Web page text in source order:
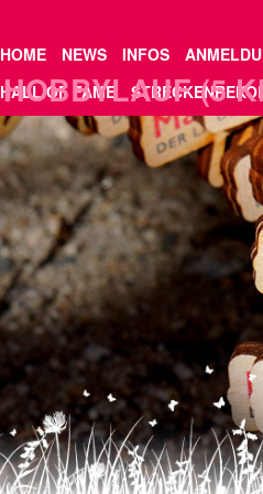
HOBBYLAUF (5
HOME NEWS INFOS
HALL OF FAME